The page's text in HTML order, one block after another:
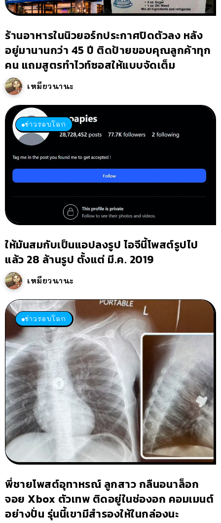
ร้านอาหารในนิวยอร์กประกาศปิดตัวลง หลัง
อยู่มานานกว่า 45 ปี ติดป้ายขอบคุณลูกค้าทุก
คน แถมสูตรทำไวท์ซอสให้แบบจัดเต็ม
เหมียวนานะ
ข่าวรอบโลก
ให้มันสมกับเป็นแอปลงรูป ไอจีนี้โพสต์รูปไป
แล้ว 28 ล้านรูป ตั้งแต่ มี.ค. 2019
เหมียวนานะ
ข่าวรอบโลก
พี่ชายโพสต์อุทาหรณ์ ลูกสาว กลืนอนาล็อก
จอย Xbox ตัวเทพ ติดอยู่ในช่องอก คอมเมนต์
อย่างปั่น รุ่นนี้เขามีสำรองให้ในกล่องนะ